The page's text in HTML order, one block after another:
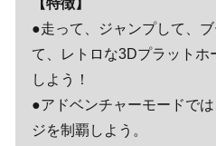
●走って、ジャンプして、
て、レトロな3Dプラットホ
しよう！
●アドベンチャーモードで
ジを制覇しよう。